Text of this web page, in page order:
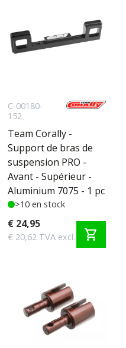
C-00180-
152
Team Corally -
Support de bras de
suspension PRO -
Avant - Supérieur -
Aluminium 7075 - 1 pc
>10 en stock
€ 24,95
€ 20,62 TVA excl. shopping_cart